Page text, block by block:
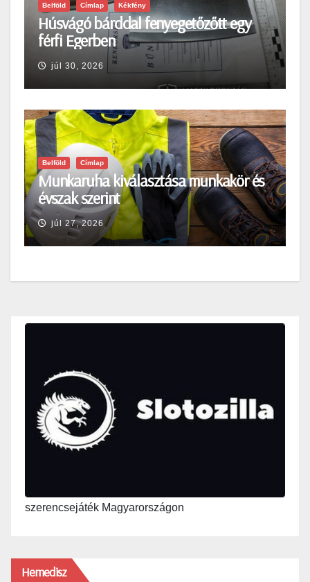
Belföld Címlap Kékfény
Húsvágó bárddal fenyegetőzőtt egy
férfi Egerben
júl 30, 2026
Belföld Címlap
Munkaruha kiválasztása munkakör és
évszak szerint
júl 27, 2026
szerencsejáték Magyarországon
Hemedisz